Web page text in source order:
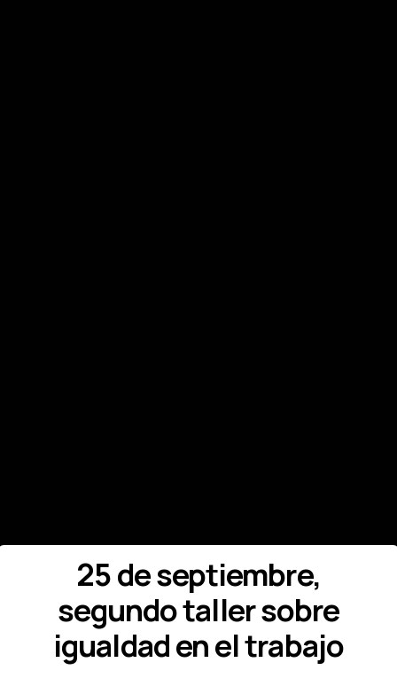
25 de septiembre,
segundo taller sobre
igualdad en el trabajo